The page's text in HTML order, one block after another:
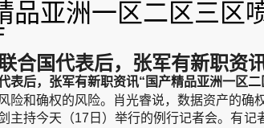
品亚洲一区二区三区
合国代表后，张军有新职资
表后，张军有新职资讯“国产精品亚洲一区
和确权的风险。肖光睿说，数据资产的确权
持今天（17日）举行的例行记者会。有记